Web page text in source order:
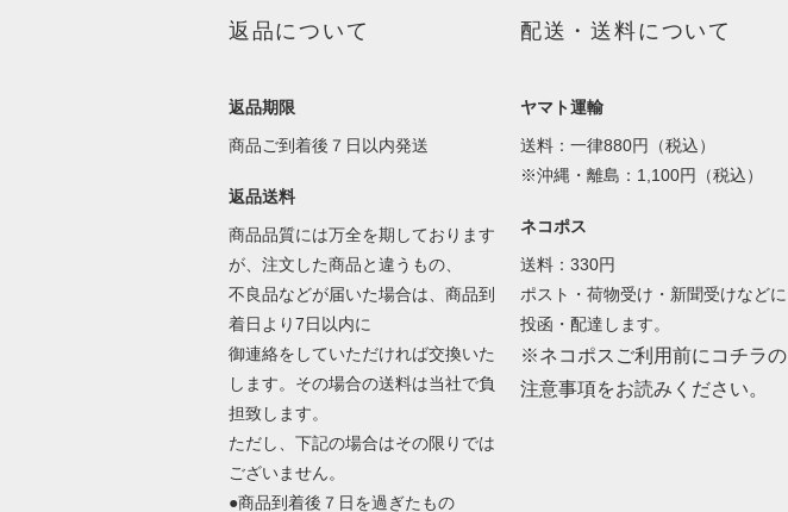
返品について
返品期限
商品ご到着後７日以内発送
返品送料
商品品質には万全を期しております
が、注文した商品と違うもの、
不良品などが届いた場合は、商品到
着日より7日以内に
御連絡をしていただければ交換いた
します。その場合の送料は当社で負
担致します。
ただし、下記の場合はその限りでは
ございません。
●商品到着後７日を過ぎたもの
配送・送料について
ヤマト運輸
送料：一律880円（税込）
※沖縄・離島：1,100円（税込）
ネコポス
送料：330円
ポスト・荷物受け・新聞受けなどに
投函・配達します。
※ネコポスご利用前にコチラの
注意事項をお読みください。